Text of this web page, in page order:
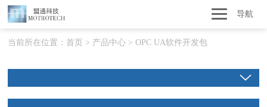
导航
当前所在位置：首页 > 产品中心 >OPC UA软件开发包